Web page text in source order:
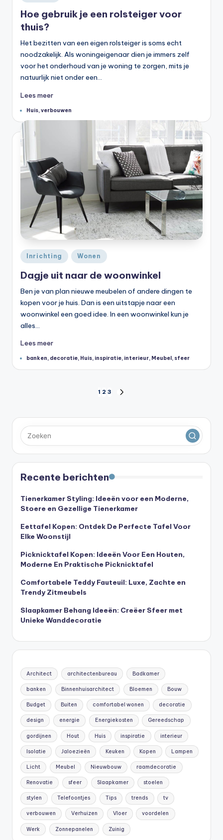
in
Hoe gebruik je een rolsteiger voor
thuis?
Het bezitten van een eigen rolsteiger is soms echt
noodzakelijk. Als woningeigenaar dien je immers zelf
voor het onderhoud van je woning te zorgen, mits je
natuurlijk niet onder een…
Lees meer
Tags:
Huis,verbouwen
Geplaatst
in
Inrichting Wonen
Dagje uit naar de woonwinkel
Ben je van plan nieuwe meubelen of andere dingen te
kopen voor je huis. Dan is een uitstapje naar een
woonwinkel een goed idee. In een woonwinkel kun je
alles…
Lees meer
Tags:banken, decoratie, Huis, inspiratie, interieur, Meubel , sfeer
paginering
1 2 3
Recente berichten
Tienerkamer Styling: Ideeën voor een Moderne,
Stoere en Gezellige Tienerkamer
Eettafel Kopen: Ontdek De Perfecte Tafel Voor
Elke Woonstijl
Picknicktafel Kopen: Ideeën Voor Een Houten,
Moderne En Praktische Picknicktafel
Comfortabele Teddy Fauteuil: Luxe, Zachte en
Trendy Zitmeubels
Slaapkamer Behang Ideeën: Creëer Sfeer met
Unieke Wanddecoratie
Architect architectenbureau Badkamer
banken Binnenhuisarchitect Bloemen Bouw
Budget Buiten comfortabel wonen decoratie
design energie Energiekosten Gereedschap
gordijnen Hout Huis inspiratie interieur
Isolatie Jaloezieën Keuken Kopen Lampen
Licht Meubel Nieuwbouw raamdecoratie
Renovatie sfeer Slaapkamer stoelen
stylen Telefoontjes Tips trends tv
verbouwen Verhuizen Vloer voordelen
Werk Zonnepanelen Zuinig